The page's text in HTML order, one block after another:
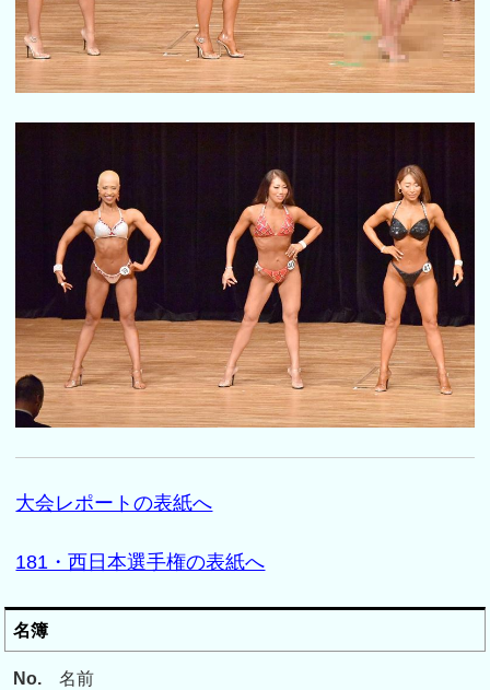
大会レポートの表紙へ
181・西日本選手権の表紙へ
名簿
No. 名前